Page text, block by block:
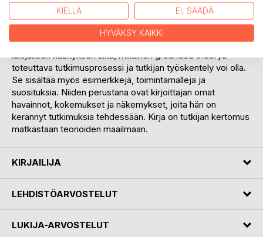
tutkijalta valmiuksia vaativaan työskentelyyn, johon sisältyy
uuden ajattelun ja osaamisen hankkimista. Kirjan tuella
tutkija voi perehtyä grounded theoryn periaatteisiin ja
käytäntöihin, sekä lisätä osaamistaan. Kirja tarjoaa
lukijalleen käsityksen siitä, millainen grounded theorya
toteuttava tutkimusprosessi ja tutkijan työskentely voi olla.
Se sisältää myös esimerkkejä, toimintamalleja ja
suosituksia. Niiden perustana ovat kirjoittajan omat
havainnot, kokemukset ja näkemykset, joita hän on
kerännyt tutkimuksia tehdessään. Kirja on tutkijan kertomus
matkastaan teorioiden maailmaan.
KIRJAILIJA
LEHDISTÖARVOSTELUT
LUKIJA-ARVOSTELUT
KIELLÄ EI, SÄÄDÄ
HYVÄKSY KAIKKI